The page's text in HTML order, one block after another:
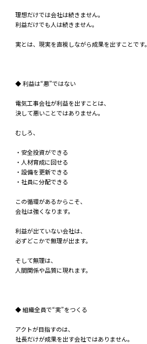
理想だけでは会社は続きません。
利益だけでも人は続きません。
実とは、現実を直視しながら成果を出すことです。
◆ 利益は“悪”ではない
電気工事会社が利益を出すことは、
決して悪いことではありません。
むしろ、
・安全投資ができる
・人材育成に回せる
・設備を更新できる
・社員に分配できる
この循環があるからこそ、
会社は強くなります。
利益が出ていない会社は、
必ずどこかで無理が出ます。
そして無理は、
人間関係や品質に現れます。
◆ 組織全員で“実”をつくる
アクトが目指すのは、
社長だけが成果を出す会社ではありません。